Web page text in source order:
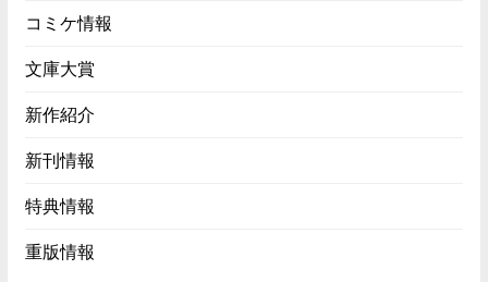
コミケ情報
文庫大賞
新作紹介
新刊情報
特典情報
重版情報